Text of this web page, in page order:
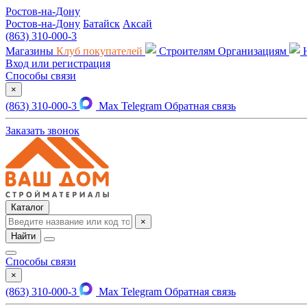
Ростов-на-Дону
Ростов-на-Дону Батайск Аксай
(863) 310-000-3
Магазины Клуб покупателей Строителям Организациям
Вход или регистрация
Способы связи
×
(863) 310-000-3 Max Telegram Обратная связь
Заказать звонок
Каталог
×
Найти
Способы связи
×
(863) 310-000-3 Max Telegram Обратная связь